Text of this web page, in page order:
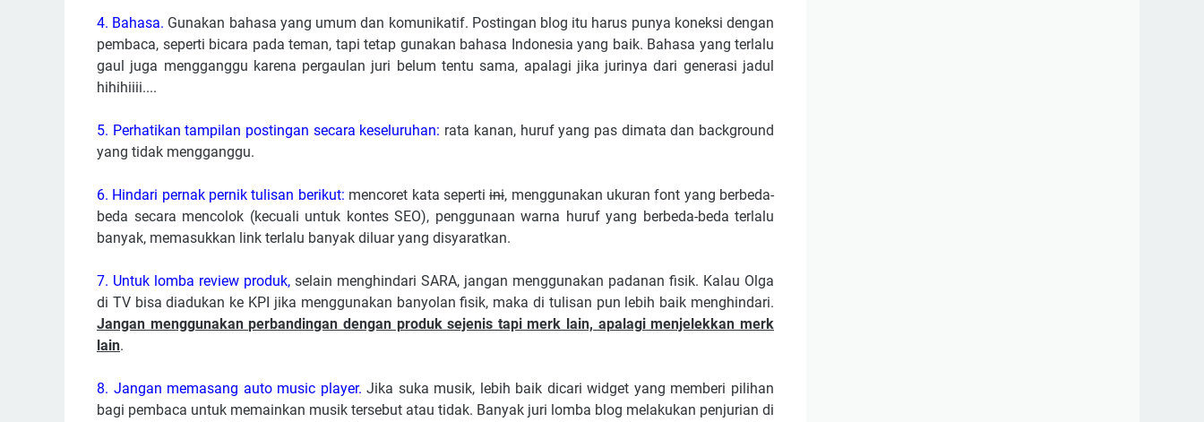
4. Bahasa. Gunakan bahasa yang umum dan komunikatif. Postingan blog itu harus punya koneksi dengan
pembaca, seperti bicara pada teman, tapi tetap gunakan bahasa Indonesia yang baik. Bahasa yang terlalu
gaul juga mengganggu karena pergaulan juri belum tentu sama, apalagi jika jurinya dari generasi jadul
hihihiiii....
5. Perhatikan tampilan postingan secara keseluruhan: rata kanan, huruf yang pas dimata dan background
yang tidak mengganggu.
6. Hindari pernak pernik tulisan berikut: mencoret kata sepertiini, menggunakan ukuran font yang berbeda-
beda secara mencolok (kecuali untuk kontes SEO), penggunaan warna huruf yang berbeda-beda terlalu
banyak, memasukkan link terlalu banyak diluar yang disyaratkan.
7. Untuk lomba review produk, selain menghindari SARA, jangan menggunakan padanan fisik. Kalau Olga
di TV bisa diadukan ke KPI jika menggunakan banyolan fisik, maka di tulisan pun lebih baik menghindari.
Jangan menggunakan perbandingan dengan produk sejenis tapi merk lain, apalagi menjelekkan merk
lain.
8. Jangan memasang auto music player. Jika suka musik, lebih baik dicari widget yang memberi pilihan
bagi pembaca untuk memainkan musik tersebut atau tidak. Banyak juri lomba blog melakukan penjurian di